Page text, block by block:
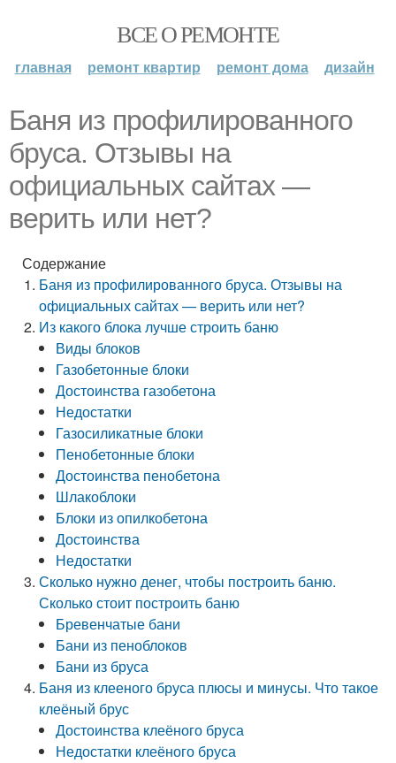
ВСЕ О РЕМОНТЕ
главная ремонт квартир ремонт дома дизайн
Баня из профилированного
бруса. Отзывы на
официальных сайтах —
верить или нет?
Содержание
Баня из профилированного бруса. Отзывы на
официальных сайтах — верить или нет?
Из какого блока лучше строить баню
Виды блоков
Газобетонные блоки
Достоинства газобетона
Недостатки
Газосиликатные блоки
Пенобетонные блоки
Достоинства пенобетона
Шлакоблоки
Блоки из опилкобетона
Достоинства
Недостатки
Сколько нужно денег, чтобы построить баню.
Сколько стоит построить баню
Бревенчатые бани
Бани из пеноблоков
Бани из бруса
Баня из клееного бруса плюсы и минусы. Что такое
клеёный брус
Достоинства клеёного бруса
Недостатки клеёного бруса